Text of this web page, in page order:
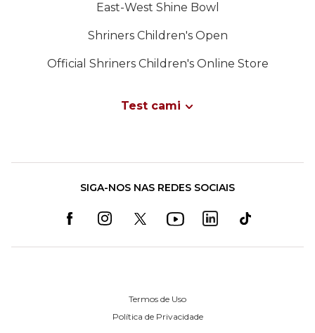
East-West Shine Bowl
Shriners Children's Open
Official Shriners Children's Online Store
Test cami
SIGA-NOS NAS REDES SOCIAIS
Termos de Uso
Política de Privacidade